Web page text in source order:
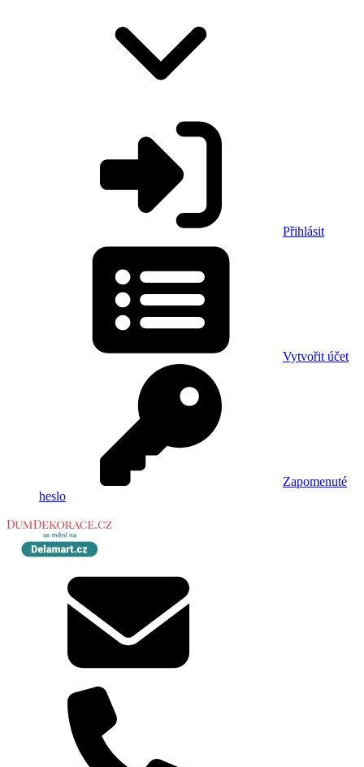
Přihlásit
Vytvořit účet
Zapomenuté
heslo